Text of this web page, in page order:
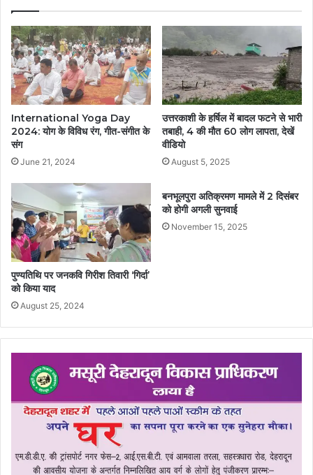
International Yoga Day
2024: योग के विविध रंग, गीत-संगीत के
संग
June 21, 2024
उत्तरकाशी के हर्षिल में बादल फटने से भारी
तबाही, 4 की मौत 60 लोग लापता, देखें
वीडियो
August 5, 2025
पुण्यतिथि पर जनकवि गिरीश तिवारी ‘गिर्दा’
को किया याद
August 25, 2024
बनभूलपुरा अतिक्रमण मामले में 2 दिसंबर
को होगी अगली सुनवाई
November 15, 2025